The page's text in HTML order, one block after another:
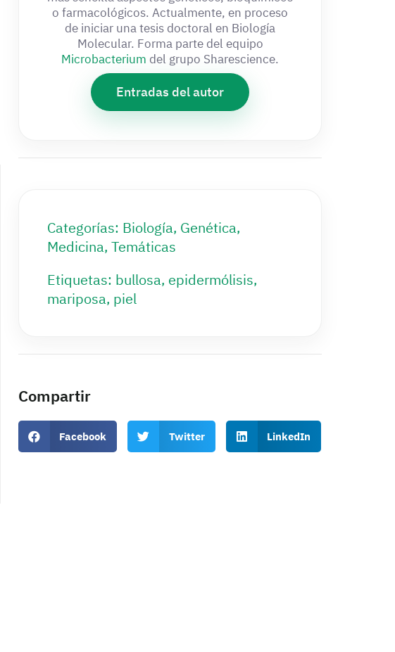
o farmacológicos. Actualmente, en proceso
de iniciar una tesis doctoral en Biología
Molecular. Forma parte del equipo
Microbacterium del grupo Sharescience.
Entradas del autor
Categorías: Biología, Genética,
Medicina, Temáticas
Etiquetas: bullosa, epidermólisis,
mariposa, piel
Compartir
Facebook Twitter LinkedIn